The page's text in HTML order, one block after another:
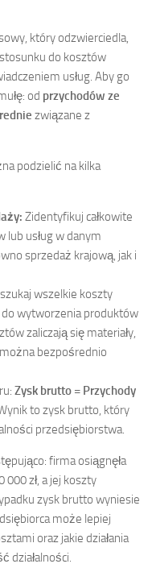
który odzwierciedla,
do kosztów
usług. Aby go
od przychodów ze
związane z
podzielić na kilka
Zidentyfikuj całkowite
lub usług w danym
sprzedaż krajową, jak i
wszelkie koszty
wytworzenia produktów
zaliczają się materiały,
bezpośrednio
Zysk brutto = Przychody
to zysk brutto, który
przedsiębiorstwa.
firma osiągnęła
zł, a jej koszty
zysk brutto wyniesie
może lepiej
oraz jakie działania
działalności.